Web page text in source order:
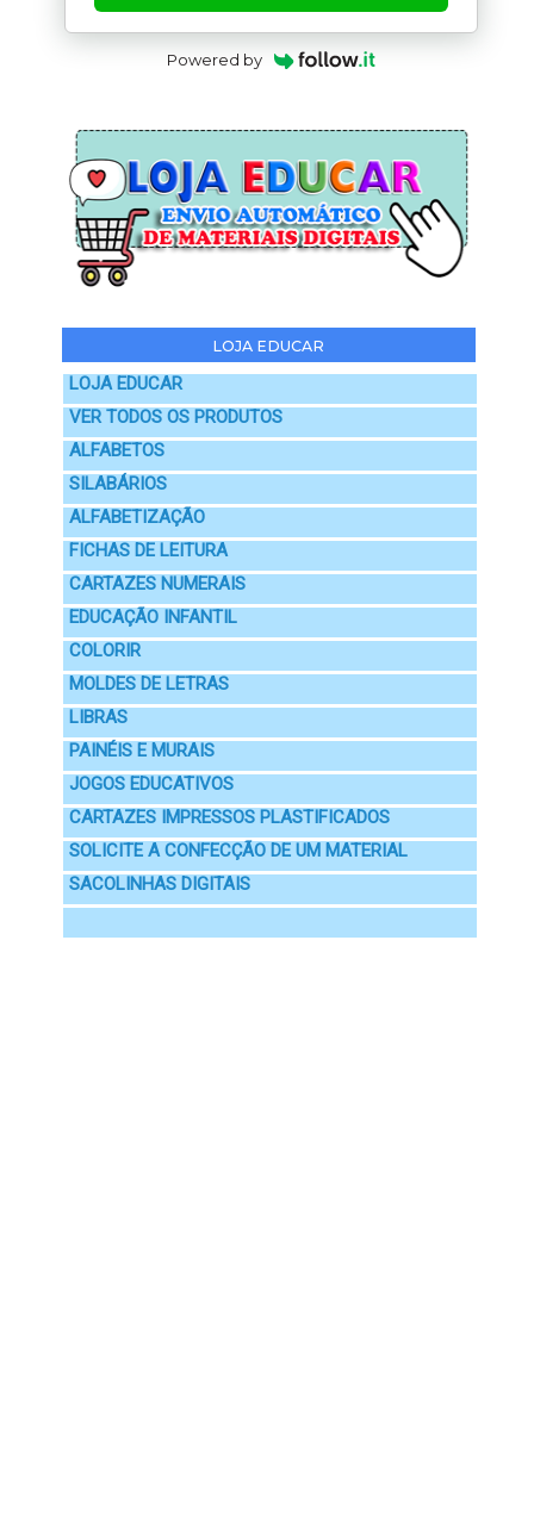
Powered by
LOJA EDUCAR
LOJA EDUCAR
VER TODOS OS PRODUTOS
ALFABETOS
SILABÁRIOS
ALFABETIZAÇÃO
FICHAS DE LEITURA
CARTAZES NUMERAIS
EDUCAÇÃO INFANTIL
COLORIR
MOLDES DE LETRAS
LIBRAS
PAINÉIS E MURAIS
JOGOS EDUCATIVOS
CARTAZES IMPRESSOS PLASTIFICADOS
SOLICITE A CONFECÇÃO DE UM MATERIAL
SACOLINHAS DIGITAIS